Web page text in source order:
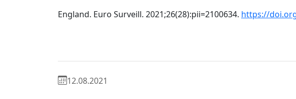
England. Euro Surveill. 2021;26(28):pii=2100634. https://
12.08.2021